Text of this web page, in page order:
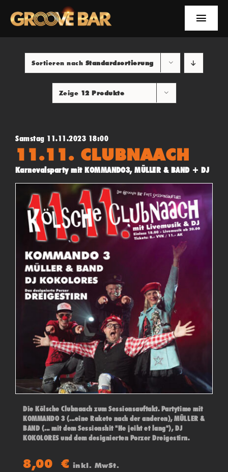
Inhalt
springen
Toggle
EVENTS
NEWS
YOUTUBE
INFOS
SUCHE
FACEBOOK
YOUTUBE
Sortieren nach Standardsortierung
Zeige 12 Produkte
Samstag 11.11.2023 18:00
11.11. CLUBNAACH
Karnevalsparty mit KOMMANDO3, MÜLLER & BAND + DJ
Die Kölsche Clubnaach zum Sessionsauftakt. Partytime mit
KOMMANDO 3 (...eine Rakete nach der anderen), MÜLLER &
BAND (... mit dem Sessionshit "He jeiht et lang"), DJ
KOKOLORES und dem designierten Porzer Dreigestirn.
8,00 € inkl. MwSt.